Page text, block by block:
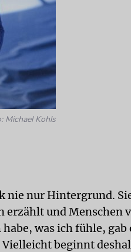
Michael Kohls
nie nur Hintergrund.
erzählt und Menschen
was ich fühle,
beginnt